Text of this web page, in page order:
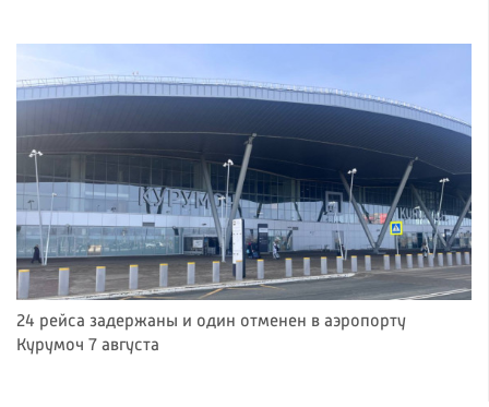
24 рейса задержаны и один отменен в аэропорту
Курумоч 7 августа